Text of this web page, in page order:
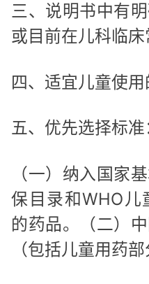
三、说明书中有
或目前在儿科临床
四、适宜儿童使用
五、优先选择标准
（一）纳入国家
保目录和WHO儿
的药品。（二）
（包括儿童用药